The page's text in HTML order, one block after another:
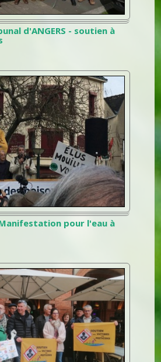
d'ANGERS - soutien à
pour l'eau à